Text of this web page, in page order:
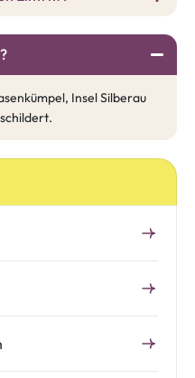
Insel Silberau